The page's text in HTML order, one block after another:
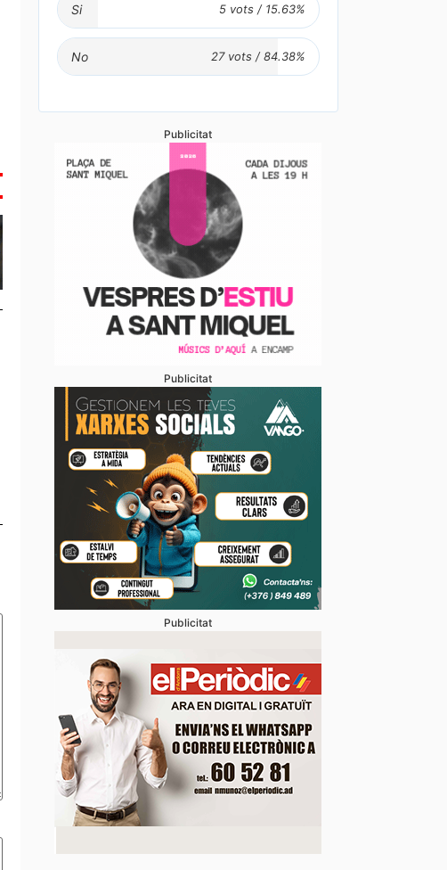
Els establiments es fan forts davant una demanda
al 95% en un juliol que ja és històric
Si
No
Publicitat
Publicitat
Publicitat